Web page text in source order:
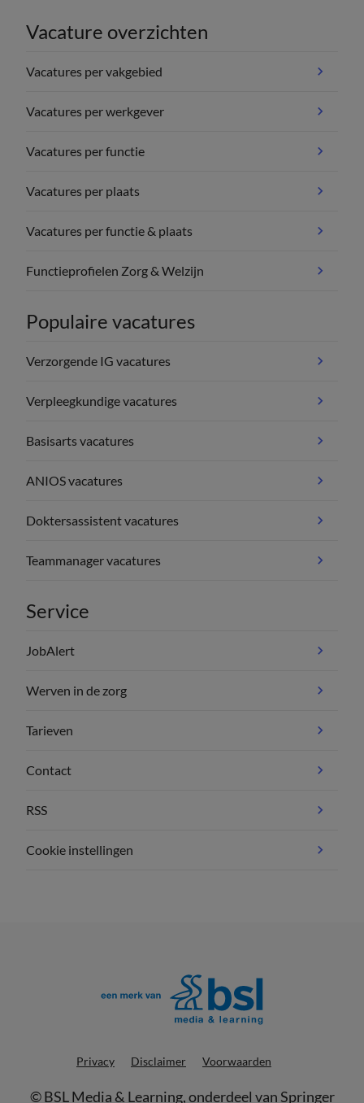
Vacature overzichten
Vacatures per vakgebied
Vacatures per werkgever
Vacatures per functie
Vacatures per plaats
Vacatures per functie & plaats
Functieprofielen Zorg & Welzijn
Populaire vacatures
Verzorgende IG vacatures
Verpleegkundige vacatures
Basisarts vacatures
ANIOS vacatures
Doktersassistent vacatures
Teammanager vacatures
Service
JobAlert
Werven in de zorg
Tarieven
Contact
RSS
Cookie instellingen
Privacy Disclaimer Voorwaarden
©BSL Media & Learning, onderdeel vanSpringer